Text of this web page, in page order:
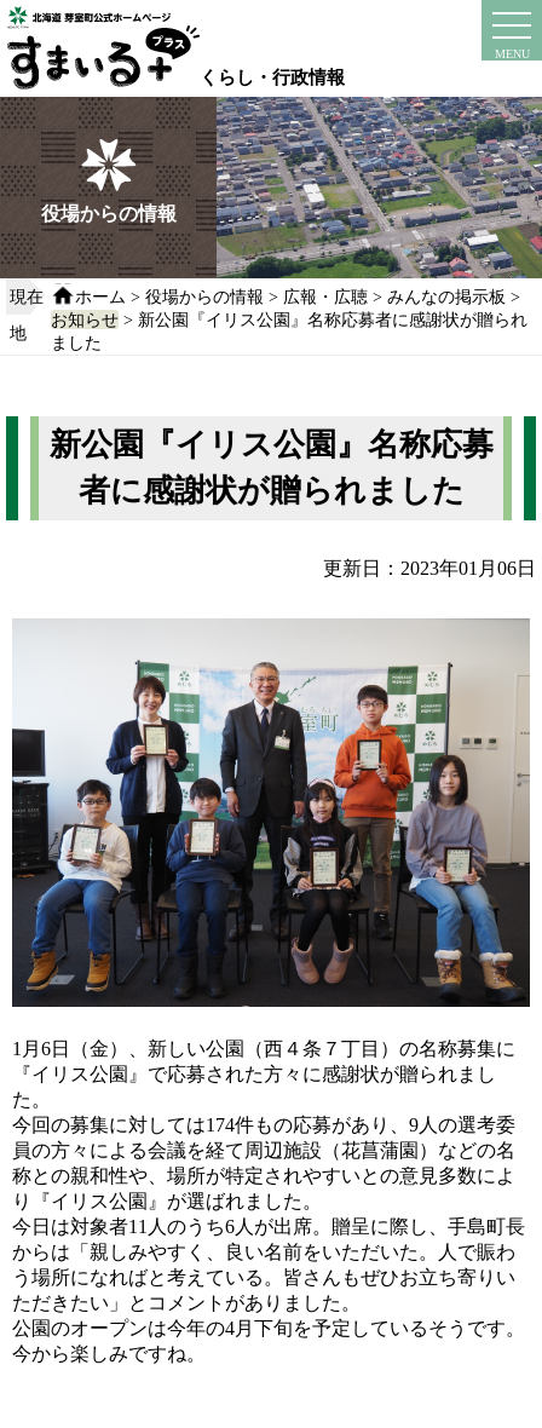
本
文
へ
移
動
る
くらし・行政情報
MENU
instagram
役場からの情報
現在
地
ホーム > 役場からの情報 > 広報・広聴> みんなの掲示板 >
お知らせ> 新公園『イリス公園』名称応募者に感謝状が贈られ
ました
新公園『イリス公園』名称応募
者に感謝状が贈られました
更新日：2023年01月06日
1月6日（金）、新しい公園（西４条７丁目）の名称募集に
『イリス公園』で応募された方々に感謝状が贈られまし
た。
今回の募集に対しては174件もの応募があり、9人の選考委
員の方々による会議を経て周辺施設（花菖蒲園）などの名
称との親和性や、場所が特定されやすいとの意見多数によ
り『イリス公園』が選ばれました。
今日は対象者11人のうち6人が出席。贈呈に際し、手島町長
からは「親しみやすく、良い名前をいただいた。人で賑わ
う場所になればと考えている。皆さんもぜひお立ち寄りい
ただきたい」とコメントがありました。
公園のオープンは今年の4月下旬を予定しているそうです。
今から楽しみですね。